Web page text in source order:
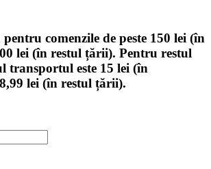
comenzile de peste 150 lei (în
lei (în restul țării). Pentru restul
transportul este 15 lei (în
lei (în restul țării).